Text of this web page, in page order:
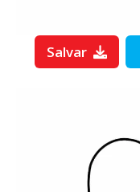
Salvar